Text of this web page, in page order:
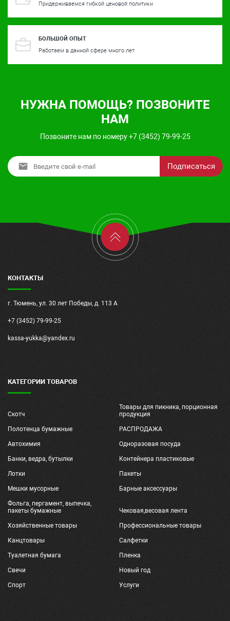
Придерживаемся гибкой ценовой политики
БОЛЬШОЙ ОПЫТ
Работаем в данной сфере много лет
НУЖНА ПОМОЩЬ? ПОЗВОНИТЕ
НАМ
Позвоните нам по номеру +7 (3452) 79-99-25
Подписаться
КОНТАКТЫ
г. Тюмень, ул. 30 лет Победы, д. 113 А
+7 (3452) 79-99-25
kassa-yukka@yandex.ru
КАТЕГОРИИ ТОВАРОВ
Скотч
Товары для пикника, порционная
продукция
Полотенца бумажные РАСПРОДАЖА
Автохимия Одноразовая посуда
Банки, ведра, бутылки Контейнера пластиковые
Лотки Пакеты
Мешки мусорные Барные аксессуары
Фольга, пергамент, выпечка,
пакеты бумажные
Чековая,весовая лента
Хозяйственные товары Профессиональные товары
Канцтовары Салфетки
Туалетная бумага Пленка
Свечи Новый год
Спорт Услуги